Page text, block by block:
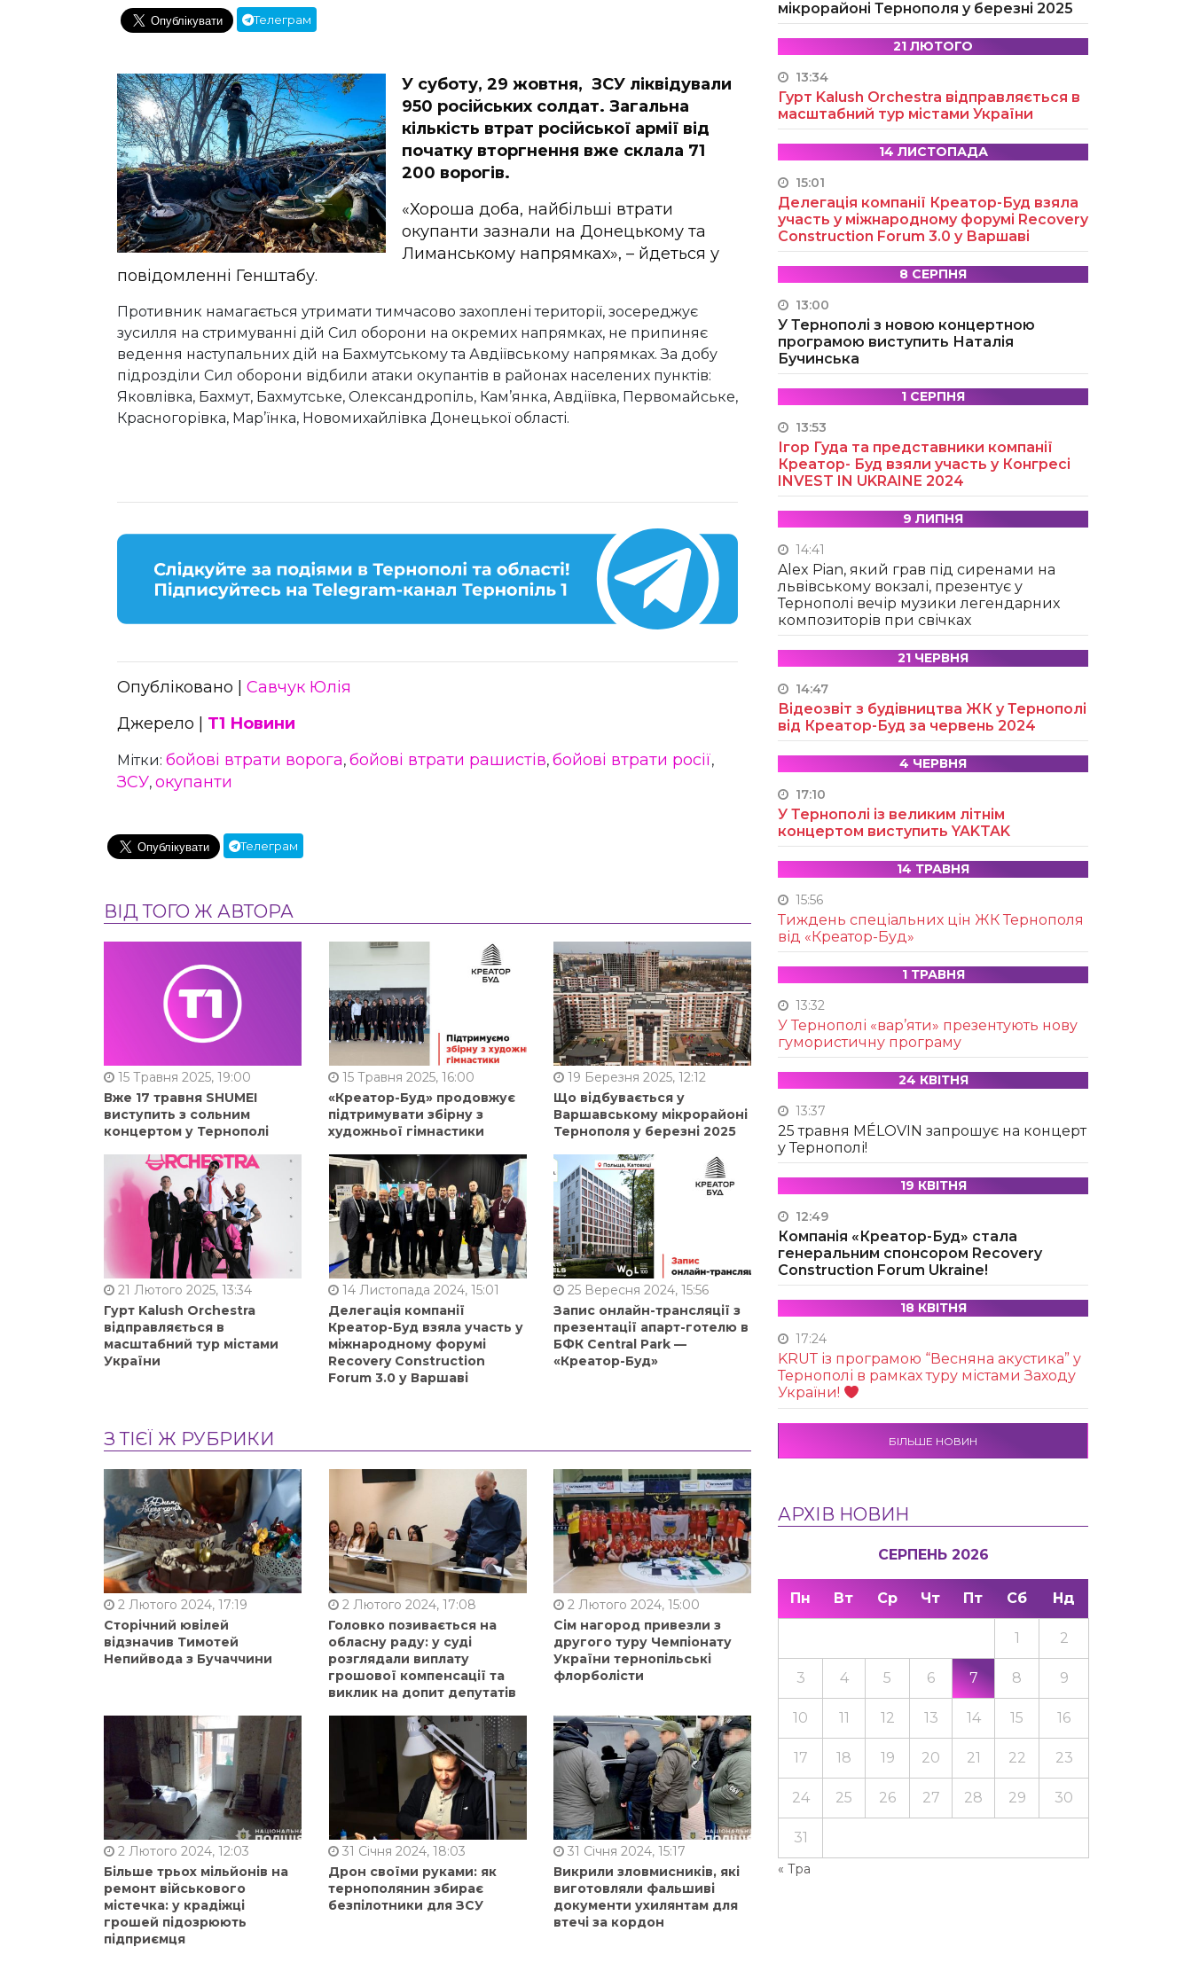
Телеграм
У суботу, 29 жовтня, ЗСУ ліквідували
950 російських солдат. Загальна
кількість втрат російської армії від
початку вторгнення вже склала 71
200 ворогів.
«Хороша доба, найбільші втрати
окупанти зазнали на Донецькому та
Лиманському напрямках», – йдеться у
повідомленні Генштабу.
Противник намагається утримати тимчасово захоплені території, зосереджує
зусилля на стримуванні дій Сил оборони на окремих напрямках, не припиняє
ведення наступальних дій на Бахмутському та Авдіївському напрямках. За добу
підрозділи Сил оборони відбили атаки окупантів в районах населених пунктів:
Яковлівка, Бахмут, Бахмутське, Олександропіль, Кам’янка, Авдіївка, Первомайське,
Красногорівка, Мар’їнка, Новомихайлівка Донецької області.
Опубліковано | Савчук Юлія
Джерело | Т1 Новини
Мітки: бойові втрати ворога, бойові втрати рашистів, бойові втрати росії,
ЗСУ, окупанти
Телеграм
ВІД ТОГО Ж АВТОРА
15 Травня 2025, 19:00
Вже 17 травня SHUMEI
виступить з сольним
концертом у Тернополі
15 Травня 2025, 16:00
«Креатор-Буд» продовжує
підтримувати збірну з
художньої гімнастики
19 Березня 2025, 12:12
Що відбувається у
Варшавському мікрорайоні
Тернополя у березні 2025
21 Лютого 2025, 13:34
Гурт Kalush Orchestra
відправляється в
масштабний тур містами
України
14 Листопада 2024, 15:01
Делегація компанії
Креатор-Буд взяла участь у
міжнародному форумі
Recovery Construction
Forum 3.0 у Варшаві
25 Вересня 2024, 15:56
Запис онлайн-трансляції з
презентації апарт-готелю в
БФК Central Park —
«Креатор-Буд»
З ТІЄЇ Ж РУБРИКИ
2 Лютого 2024, 17:19
Сторічний ювілей
відзначив Тимотей
Непийвода з Бучаччини
2 Лютого 2024, 17:08
Головко позивається на
обласну раду: у суді
розглядали виплату
грошової компенсації та
виклик на допит депутатів
2 Лютого 2024, 15:00
Сім нагород привезли з
другого туру Чемпіонату
України тернопільські
флорболісти
2 Лютого 2024, 12:03
Більше трьох мільйонів на
ремонт військового
містечка: у крадіжці
грошей підозрюють
підприємця
31 Січня 2024, 18:03
Дрон своїми руками: як
тернополянин збирає
безпілотники для ЗСУ
31 Січня 2024, 15:17
Викрили зловмисників, які
виготовляли фальшиві
документи ухилянтам для
втечі за кордон
мікрорайоні Тернополя у березні 2025
21 ЛЮТОГО
13:34
Гурт Kalush Orchestra відправляється в
масштабний тур містами України
14 ЛИСТОПАДА
15:01
Делегація компанії Креатор-Буд взяла
участь у міжнародному форумі Recovery
Construction Forum 3.0 у Варшаві
8 СЕРПНЯ
13:00
У Тернополі з новою концертною
програмою виступить Наталія
Бучинська
1 СЕРПНЯ
13:53
Ігор Гуда та представники компанії
Креатор- Буд взяли участь у Конгресі
INVEST IN UKRAINE 2024
9 ЛИПНЯ
14:41
Alex Pian, який грав під сиренами на
львівському вокзалі, презентує у
Тернополі вечір музики легендарних
композиторів при свічках
21 ЧЕРВНЯ
14:47
Відеозвіт з будівництва ЖК у Тернополі
від Креатор-Буд за червень 2024
4 ЧЕРВНЯ
17:10
У Тернополі із великим літнім
концертом виступить YAKTAK
14 ТРАВНЯ
15:56
Тиждень спеціальних цін ЖК Тернополя
від «Креатор-Буд»
1 ТРАВНЯ
13:32
У Тернополі «вар’яти» презентують нову
гумористичну програму
24 КВІТНЯ
13:37
25 травня MÉLOVIN запрошує на концерт
у Тернополі!
19 КВІТНЯ
12:49
Компанія «Креатор-Буд» стала
генеральним спонсором Recovery
Construction Forum Ukraine!
18 КВІТНЯ
17:24
KRUТ із програмою “Весняна акустика” у
Тернополі в рамках туру містами Заходу
України!
БІЛЬШЕ НОВИН
АРХІВ НОВИН
СЕРПЕНЬ 2026
Пн Вт Ср Чт Пт Сб Нд
« Тра
1 2
3 4 5 6 7 8 9
10 11 12 13 14 15 16
17 18 19 20 21 22 23
24 25 26 27 28 29 30
31